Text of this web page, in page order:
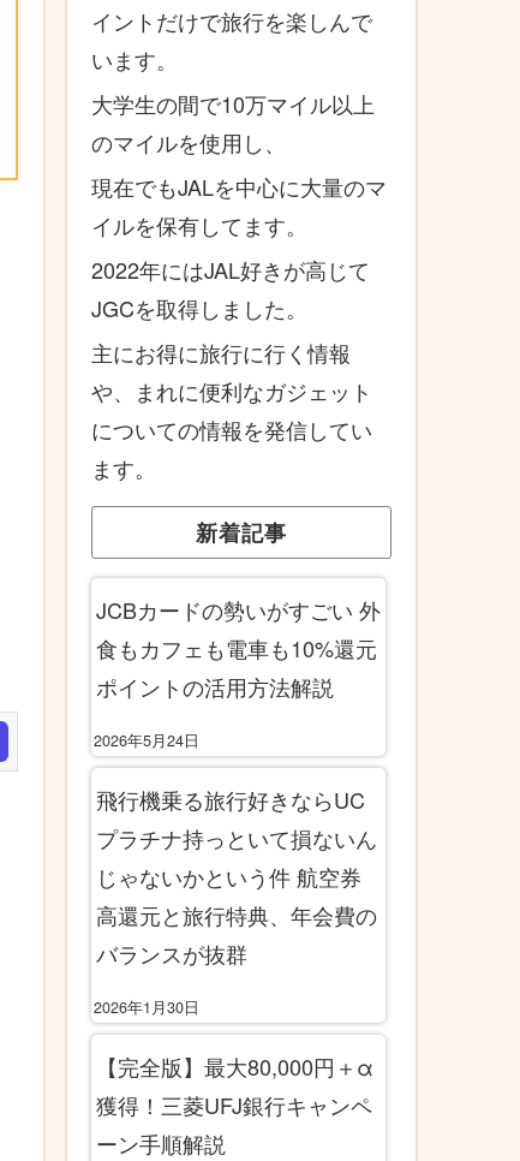
イントだけで旅行を楽しんで
います。
大学生の間で10万マイル以上
のマイルを使用し、
現在でもJALを中心に大量のマ
イルを保有してます。
2022年にはJAL好きが高じて
JGCを取得しました。
主にお得に旅行に行く情報
や、まれに便利なガジェット
についての情報を発信してい
ます。
新着記事
JCBカードの勢いがすごい 外
食もカフェも電車も10%還元
ポイントの活用方法解説
2026年5月24日
飛行機乗る旅行好きならUC
プラチナ持っといて損ないん
じゃないかという件 航空券
高還元と旅行特典、年会費の
バランスが抜群
2026年1月30日
【完全版】最大80,000円＋α
獲得！三菱UFJ銀行キャンペ
ーン手順解説